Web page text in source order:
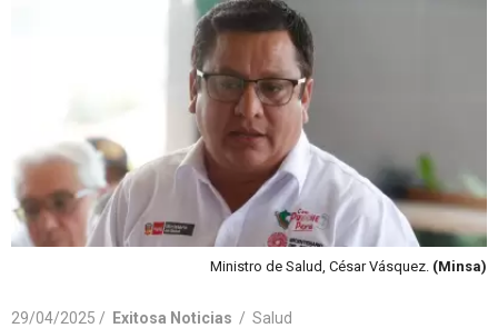
Ministro de Salud, César Vásquez. (Minsa)
29/04/2025 / Exitosa Noticias / Salud